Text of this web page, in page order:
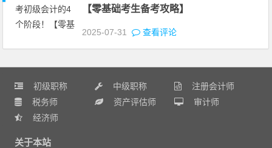
【零基础考生备考攻略】
2025-07-31 查看评论
初级职称 中级职称
注册会计师
税务师
资产评估师
审计师
经济师
关于本站